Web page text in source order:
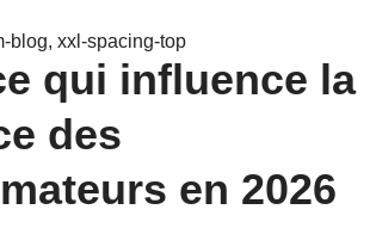
blog, xxl-spacing-top
qui influence la
des
en 2026